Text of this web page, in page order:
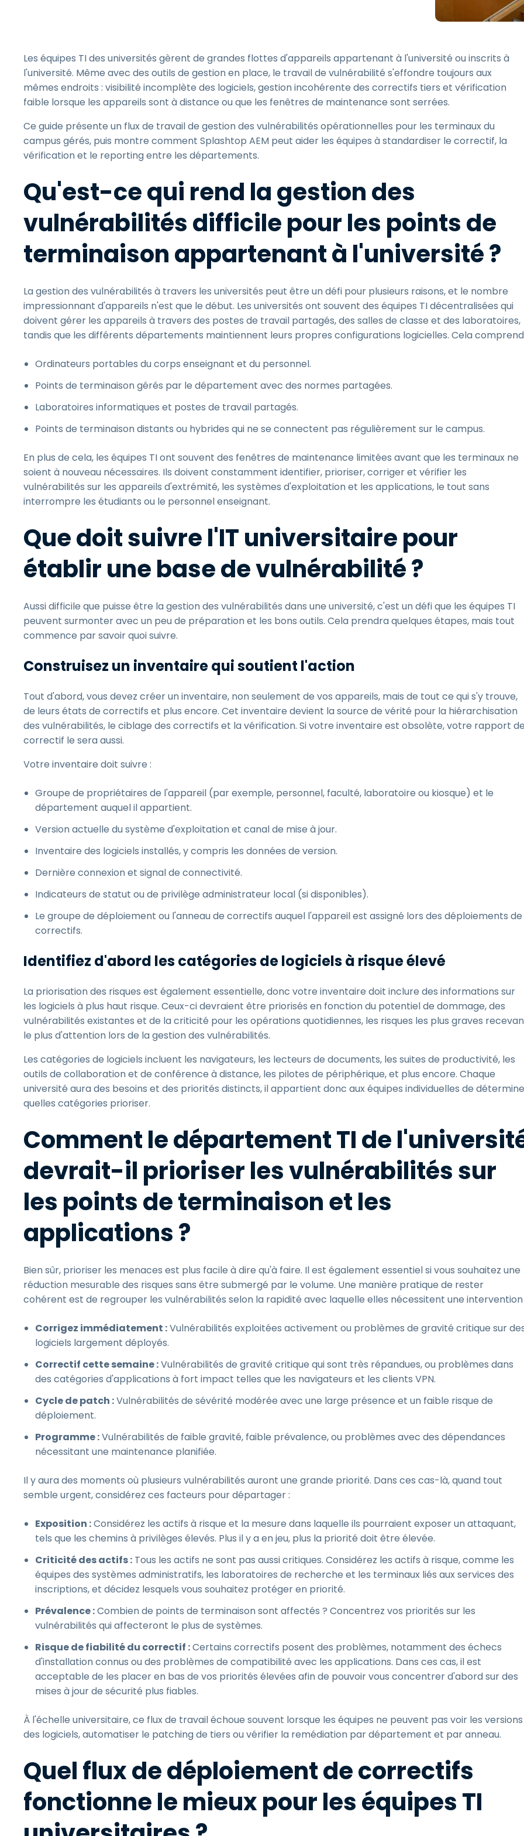
Assistance sur le terrain
Travail à distance avec
Wacom
Accès virtuel aux salles
informatiques
Sécurité des points
terminaux
Voir
Les équipes TI des universités gèrent de grandes flottes d'appareils appartenant à l'université ou inscrits à
l'université. Même avec des outils de gestion en place, le travail de vulnérabilité s'effondre toujours aux
mêmes endroits : visibilité incomplète des logiciels, gestion incohérente des correctifs tiers et vérification
faible lorsque les appareils sont à distance ou que les fenêtres de maintenance sont serrées.
Ce guide présente un flux de travail de gestion des vulnérabilités opérationnelles pour les terminaux du
campus gérés, puis montre comment Splashtop AEM peut aider les équipes à standardiser le correctif, la
vérification et le reporting entre les départements.
Qu'est-ce qui rend la gestion des
vulnérabilités difficile pour les points de
terminaison appartenant à l'université ?
La gestion des vulnérabilités à travers les universités peut être un défi pour plusieurs raisons, et le nombre
impressionnant d'appareils n'est que le début. Les universités ont souvent des équipes TI décentralisées qui
doivent gérer les appareils à travers des postes de travail partagés, des salles de classe et des laboratoires,
tandis que les différents départements maintiennent leurs propres configurations logicielles. Cela comprend
Ordinateurs portables du corps enseignant et du personnel.
Points de terminaison gérés par le département avec des normes partagées.
Laboratoires informatiques et postes de travail partagés.
Points de terminaison distants ou hybrides qui ne se connectent pas régulièrement sur le campus.
En plus de cela, les équipes TI ont souvent des fenêtres de maintenance limitées avant que les terminaux ne
soient à nouveau nécessaires. Ils doivent constamment identifier, prioriser, corriger et vérifier les
vulnérabilités sur les appareils d'extrémité, les systèmes d'exploitation et les applications, le tout sans
interrompre les étudiants ou le personnel enseignant.
Que doit suivre l'IT universitaire pour
établir une base de vulnérabilité ?
Aussi difficile que puisse être la gestion des vulnérabilités dans une université, c'est un défi que les équipes TI
peuvent surmonter avec un peu de préparation et les bons outils. Cela prendra quelques étapes, mais tout
commence par savoir quoi suivre.
Construisez un inventaire qui soutient l'action
Tout d'abord, vous devez créer un inventaire, non seulement de vos appareils, mais de tout ce qui s'y trouve,
de leurs états de correctifs et plus encore. Cet inventaire devient la source de vérité pour la hiérarchisation
des vulnérabilités, le ciblage des correctifs et la vérification. Si votre inventaire est obsolète, votre rapport de
correctif le sera aussi.
Votre inventaire doit suivre :
Groupe de propriétaires de l'appareil (par exemple, personnel, faculté, laboratoire ou kiosque) et le
département auquel il appartient.
Version actuelle du système d'exploitation et canal de mise à jour.
Inventaire des logiciels installés, y compris les données de version.
Dernière connexion et signal de connectivité.
Indicateurs de statut ou de privilège administrateur local (si disponibles).
Le groupe de déploiement ou l'anneau de correctifs auquel l'appareil est assigné lors des déploiements de
correctifs.
Identifiez d'abord les catégories de logiciels à risque élevé
La priorisation des risques est également essentielle, donc votre inventaire doit inclure des informations sur
les logiciels à plus haut risque. Ceux-ci devraient être priorisés en fonction du potentiel de dommage, des
vulnérabilités existantes et de la criticité pour les opérations quotidiennes, les risques les plus graves
le plus d'attention lors de la gestion des vulnérabilités.
Les catégories de logiciels incluent les navigateurs, les lecteurs de documents, les suites de productivité, les
outils de collaboration et de conférence à distance, les pilotes de périphérique, et plus encore. Chaque
université aura des besoins et des priorités distincts, il appartient donc aux équipes individuelles de
quelles catégories prioriser.
Comment le département TI de
devrait-il prioriser les vulnérabilités sur
les points de terminaison et les
applications ?
Bien sûr, prioriser les menaces est plus facile à dire qu'à faire. Il est également essentiel si vous souhaitez une
réduction mesurable des risques sans être submergé par le volume. Une manière pratique de rester
cohérent est de regrouper les vulnérabilités selon la rapidité avec laquelle elles nécessitent une intervention
Corrigez immédiatement :Vulnérabilités exploitées activement ou problèmes de gravité critique sur
logiciels largement déployés.
Correctif cette semaine :Vulnérabilités de gravité critique qui sont très répandues, ou problèmes dans
des catégories d'applications à fort impact telles que les navigateurs et les clients VPN.
Cycle de patch :Vulnérabilités de sévérité modérée avec une large présence et un faible risque de
déploiement.
Programme :Vulnérabilités de faible gravité, faible prévalence, ou problèmes avec des dépendances
nécessitant une maintenance planifiée.
Il y aura des moments où plusieurs vulnérabilités auront une grande priorité. Dans ces cas-là, quand tout
semble urgent, considérez ces facteurs pour départager :
Exposition :Considérez les actifs à risque et la mesure dans laquelle ils pourraient exposer un attaquant,
tels que les chemins à privilèges élevés. Plus il y a en jeu, plus la priorité doit être élevée.
Criticité des actifs : Tous les actifs ne sont pas aussi critiques. Considérez les actifs à risque, comme les
équipes des systèmes administratifs, les laboratoires de recherche et les terminaux liés aux services des
inscriptions, et décidez lesquels vous souhaitez protéger en priorité.
Prévalence :Combien de points de terminaison sont affectés ? Concentrez vos priorités sur les
vulnérabilités qui affecteront le plus de systèmes.
Risque de fiabilité du correctif :Certains correctifs posent des problèmes, notamment des échecs
d'installation connus ou des problèmes de compatibilité avec les applications. Dans ces cas, il est
acceptable de les placer en bas de vos priorités élevées afin de pouvoir vous concentrer d'abord sur des
mises à jour de sécurité plus fiables.
À l'échelle universitaire, ce flux de travail échoue souvent lorsque les équipes ne peuvent pas voir les versions
des logiciels, automatiser le patching de tiers ou vérifier la remédiation par département et par anneau.
Quel flux de déploiement de correctifs
fonctionne le mieux pour les équipes TI